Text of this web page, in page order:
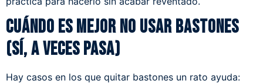
Cuándo es mejor no usar bastones
(sí, a veces pasa)
Hay casos en los que quitar bastones un rato ayuda: